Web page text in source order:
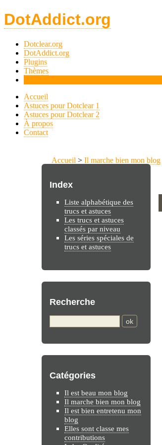
DotAddict.org
Dotclear.org
DotAddict.org
Plugins
Thèmes
Accueil
Astuces pour Dotclear 1
Astuces pour Dotclear 2
À propos
Contact
Accueil >Il marche bien mon blog
Index
Liste alphabétique des
trucs et astuces
Les trucs et astuces
classés par niveau
Les séries spéciales de
trucs et astuces
Recherche
Catégories
Il est beau mon blog
Il marche bien mon blog
Il est bien entretenu mon
blog
Elles sont classe mes
contributions